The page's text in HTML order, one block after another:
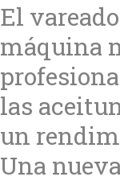
El
máquina
las
un
Una